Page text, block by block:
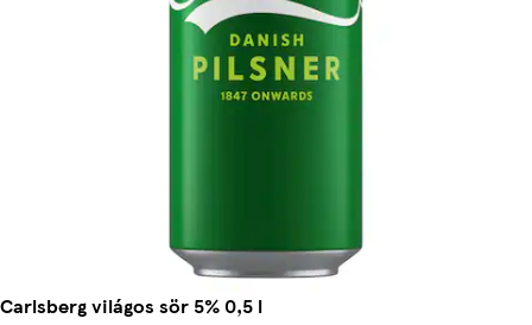
Carlsberg világos sör 5% 0,5 l